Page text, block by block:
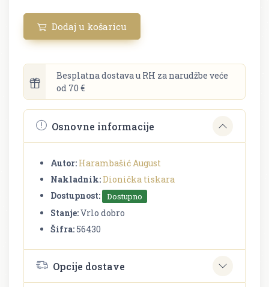
Dodaj u košaricu
Besplatna dostava u RH za narudžbe veće
od 70 €
Osnovne informacije
Autor: Harambašić August
Nakladnik:Dionička tiskara
Dostupnost:
Dostupno
Stanje:Vrlo dobro
Šifra:56430
Opcije dostave